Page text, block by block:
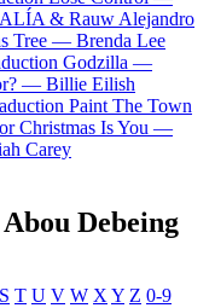
& Rauw Alejandro
Tree — Brenda Lee
Godzilla —
— Billie Eilish
Paint The Town
Christmas Is You —
Carey
Debeing
S T U V W X Y Z 0-9